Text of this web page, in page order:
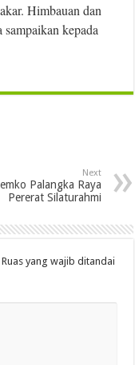
Himbauan dan
kepada
Next
Palangka Raya
Pererat Silaturahmi
Ruas yang wajib ditandai